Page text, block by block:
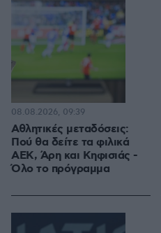
Αθλητικές μεταδόσεις:
Πού θα δείτε τα φιλικά
ΑΕΚ, Άρη και Κηφισιάς -
Όλο το πρόγραμμα
08.08.2026, 09:39